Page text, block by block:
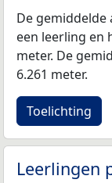
De
een leerling en
meter. De
6.261 meter.
Toelichting
Leerlingen